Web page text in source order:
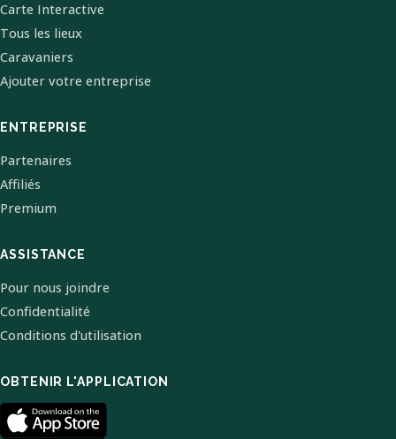
Carte Interactive
Tous les lieux
Caravaniers
Ajouter votre entreprise
ENTREPRISE
Partenaires
Affiliés
Premium
ASSISTANCE
Pour nous joindre
Confidentialité
Conditions d'utilisation
OBTENIR L'APPLICATION